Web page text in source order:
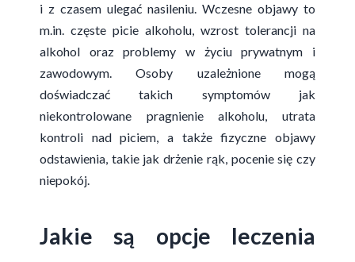
i z czasem ulegać nasileniu. Wczesne objawy to
m.in. częste picie alkoholu, wzrost tolerancji na
alkohol oraz problemy w życiu prywatnym i
zawodowym. Osoby uzależnione mogą
doświadczać takich symptomów jak
niekontrolowane pragnienie alkoholu, utrata
kontroli nad piciem, a także fizyczne objawy
odstawienia, takie jak drżenie rąk, pocenie się czy
niepokój.
Jakie są opcje leczenia